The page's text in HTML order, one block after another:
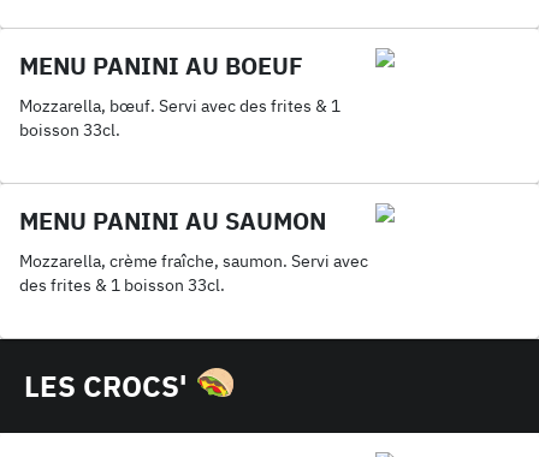
MENU PANINI AU BOEUF
Mozzarella, bœuf. Servi avec des frites & 1
boisson 33cl.
MENU PANINI AU SAUMON
Mozzarella, crème fraîche, saumon. Servi avec
des frites & 1 boisson 33cl.
LES CROCS'